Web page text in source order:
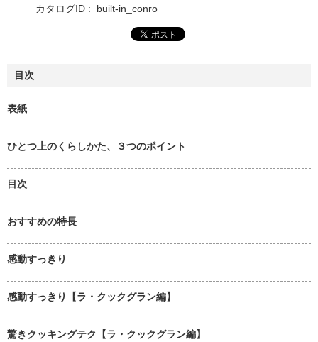
カタログID : built-in_conro
目次
表紙
ひとつ上のくらしかた、３つのポイント
目次
おすすめの特長
感動すっきり
感動すっきり【ラ・クックグラン編】
驚きクッキングテク【ラ・クックグラン編】